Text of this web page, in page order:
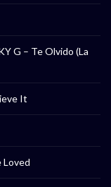
G – Te Olvido (La
It
Loved